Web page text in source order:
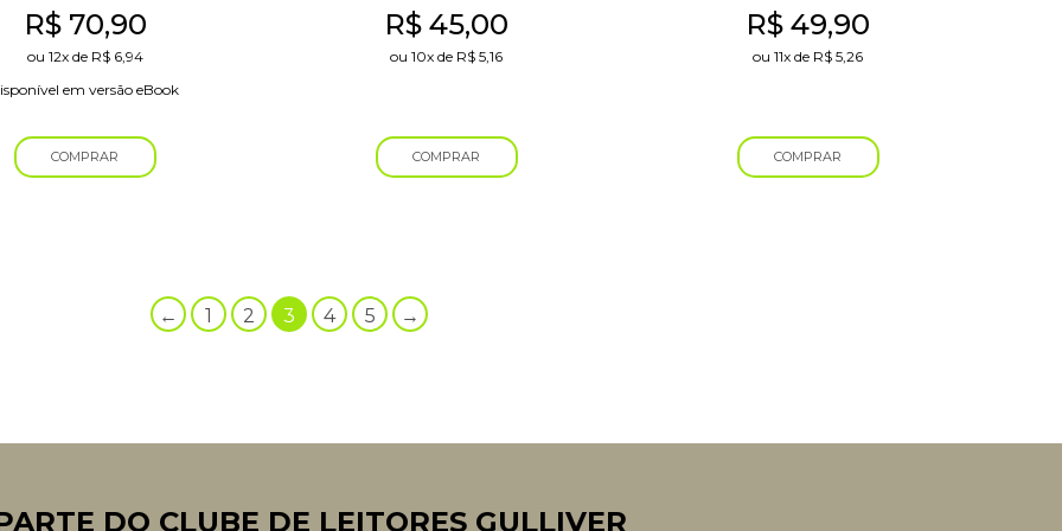
R$70,90
ou 12xde R$6,94
em versão eBook
COMPRAR
R$ 45,00
ou 10x de R$ 5,16
COMPRAR
R$ 49,90
ou 11x de R$ 5,26
COMPRAR
← 1 2 3 4 5 →
DO CLUBE DE LEITORES GULLIVER